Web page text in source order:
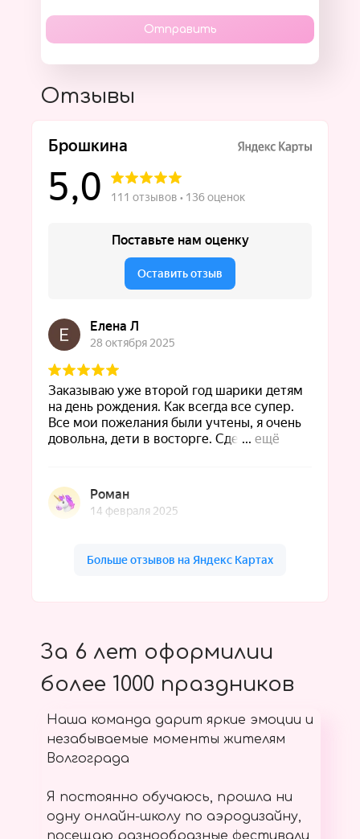
Отправить
Отзывы
За 6 лет оформилии
более 1000 праздников
Наша команда дарит яркие эмоции и
незабываемые моменты жителям
Волгограда
Я постоянно обучаюсь, прошла ни
одну онлайн-школу по аэродизайну,
посещаю разнообразные фестивали